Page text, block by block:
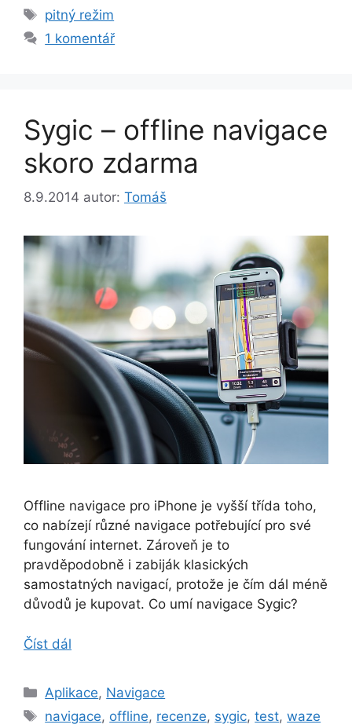
Štítky
pitný režim
1 komentář
Sygic – offline navigace
skoro zdarma
8.9.2014 autor: Tomáš
Offline navigace pro iPhone je vyšší třída toho,
co nabízejí různé navigace potřebující pro své
fungování internet. Zároveň je to
pravděpodobně i zabiják klasických
samostatných navigací, protože je čím dál méně
důvodů je kupovat. Co umí navigace Sygic?
Číst dál
Rubriky
Aplikace, Navigace
Štítky
navigace, offline, recenze, sygic,test,waze